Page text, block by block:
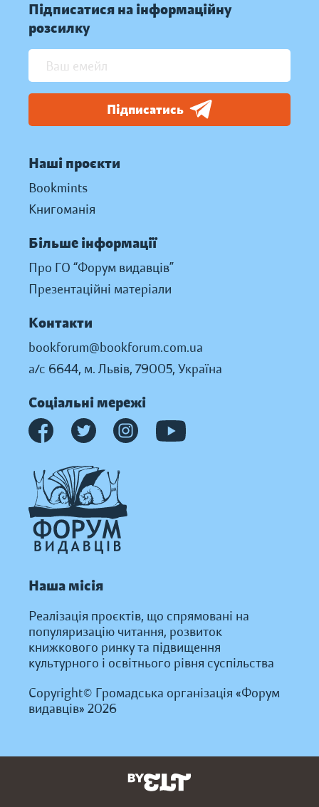
Підписатися на інформаційну
розсилку
Підписатись
Наші проєкти
Bookmints
Книгоманія
Більше інформації
Про ГО “Форум видавців”
Презентаційні матеріали
Контакти
bookforum@bookforum.com.ua
а/с 6644, м. Львів, 79005, Україна
Соціальні мережі
Наша місія
Реалізація проєктів, що спрямовані на
популяризацію читання, розвиток
книжкового ринку та підвищення
культурного і освітнього рівня суспільства
Copyright© Громадська організація «Форум
видавців» 2026